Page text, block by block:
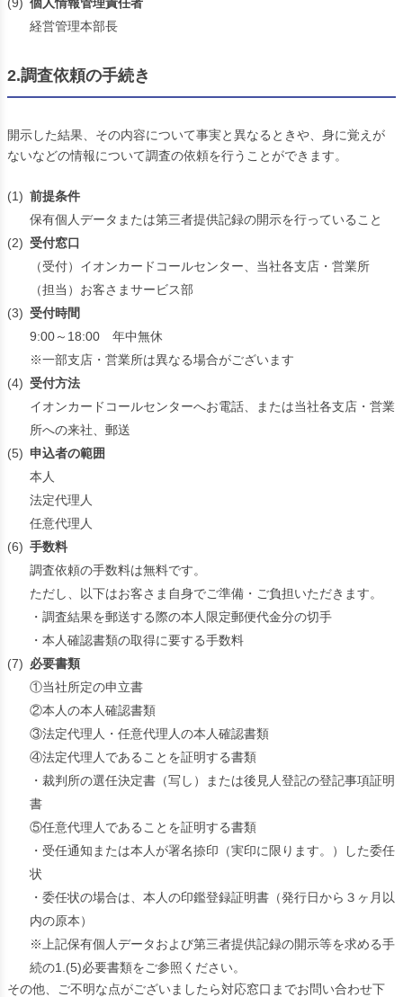
経営管理本部長
2.調査依頼の手続き
開示した結果、その内容について事実と異なるときや、身に覚えが
ないなどの情報について調査の依頼を行うことができます。
(1) 前提条件
保有個人データまたは第三者提供記録の開示を行っていること
(2) 受付窓口
（受付）イオンカードコールセンター、当社各支店・営業所
（担当）お客さまサービス部
(3) 受付時間
9:00～18:00 年中無休
※一部支店・営業所は異なる場合がございます
(4) 受付方法
イオンカードコールセンターへお電話、または当社各支店・営業
所への来社、郵送
(5) 申込者の範囲
本人
法定代理人
任意代理人
(6) 手数料
調査依頼の手数料は無料です。
ただし、以下はお客さま自身でご準備・ご負担いただきます。
・調査結果を郵送する際の本人限定郵便代金分の切手
・本人確認書類の取得に要する手数料
(7) 必要書類
①当社所定の申立書
②本人の本人確認書類
③法定代理人・任意代理人の本人確認書類
④法定代理人であることを証明する書類
・裁判所の選任決定書（写し）または後見人登記の登記事項証明
書
⑤任意代理人であることを証明する書類
・受任通知または本人が署名捺印（実印に限ります。）した委任
状
・委任状の場合は、本人の印鑑登録証明書（発行日から３ヶ月以
内の原本）
※上記保有個人データおよび第三者提供記録の開示等を求める手
続の1.(5)必要書類をご参照ください。
その他、ご不明な点がございましたら対応窓口までお問い合わせ下